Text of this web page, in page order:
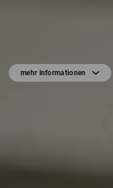
mehr Informationen